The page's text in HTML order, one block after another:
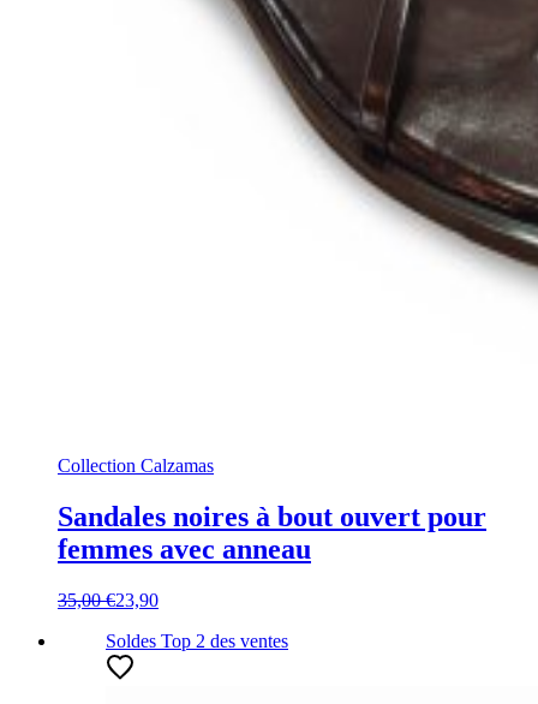
Collection Calzamas
Sandales noires à bout ouvert pour
femmes avec anneau
35,00 €23,90
Soldes Top 2 des ventes